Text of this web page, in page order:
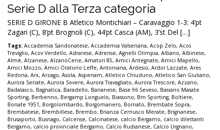
Serie D alla Terza categoria
SERIE D GIRONE B Atletico Montichiari – Caravaggio 1-3: 4’pt
Zagari (C), 8’pt Brognoli (C), 44’pt Casca (AM), 3’st Del […]
Tags: Accademia Sandonatese, Accademia Valseriana, Acop Zelo, Acos
Treviglio, Acov Verdello, Adrarese, Adrense, Agnelli Olimpia, Albano, Albinese,
Almè, Alzanese, AlzanoCene, Amatori 85, Amici Antegnate, Amici Mapello,
Amici Mozzo, Amici Oratorio Leffe, Antoniana, Ardesio, Ardor Lazzate, Ares
Redona, Arx, Arzago, Asola, Asperiam, Atletico Chiuduno, Atletico San Giuliano,
Aurora Seriate, Aurora Sovere, Aurora Travagliato, Aurora Trescore, Azzano,
Badalasco, Bagnatica, Baradello, Barianese, Base 96 Seveso, Basiano Masate
Sporting, Berbenno, Bergamp Longuelo, Biassono, Bm Sporting, Boltiere,
Bonate 1951, Borgolombardo, Borgomanero, Bornato, Brembate Sopra,
Brembatese, Brembillese, Brembo, Brianza Cernusco Merate, Brignanese,
Brusaporto, Busnago, Calcense, Calcinatese, calcio Bergamo, calcio dilettanti
Bergamo, calcio provinciale Bergamo, Calcio Rudianese, Calcio Urgnano,